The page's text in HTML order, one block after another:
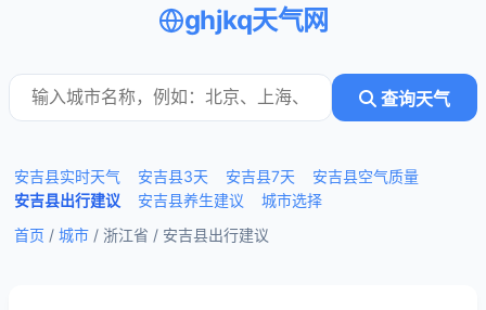
ghjkq天气网
查询天气
安吉县实时天气 安吉县3天 安吉县7天
安吉县空气质量
安吉县出行建议
安吉县养生建议
城市选择
首页 / 城市 / 浙江省 / 安吉县出行建议